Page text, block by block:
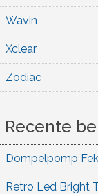
Wavin
Xclear
Zodiac
Recente
Dompelpomp
Retro Led Bright